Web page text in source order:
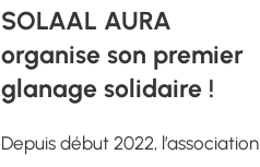
SOLAAL AURA
organise son premier
glanage solidaire !
Depuis début 2022, l’association